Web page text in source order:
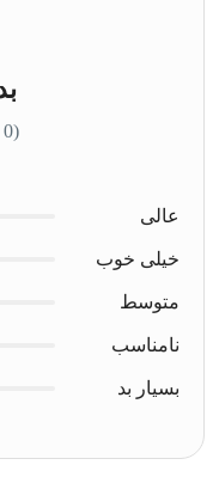
(0 نقد و بررسی)
عالی
خیلی خوب
متوسط
نامناسب
بسیار بد